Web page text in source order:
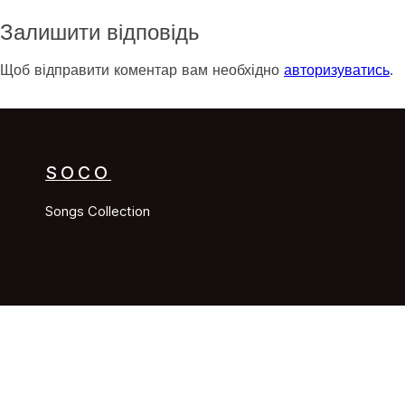
Залишити відповідь
Щоб відправити коментар вам необхідно авторизуватись.
SOCO
Songs Collection